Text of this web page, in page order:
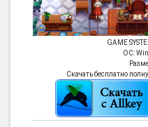
GAME
ОС:
Скачать бесплатно